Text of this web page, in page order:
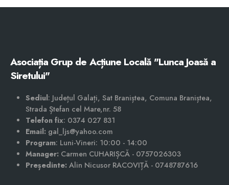
Asociația Grup de Acțiune Locală "Lunca Joasă a
Siretului"
Sediul: Județul Galați, Sat Braniștea, Comuna Braniștea,
Strada Ștefan cel Mare,nr. 58
Telefon fix: 0374 027 831
Email: gal_ljs@yahoo.com
Program: Luni-Vineri: 10:00 - 14:00
Manager: Carmen CUHARIȘCĂ - 0757026303
Președinte: Alin Nicusor RACOVIȚĂ - 0748787616